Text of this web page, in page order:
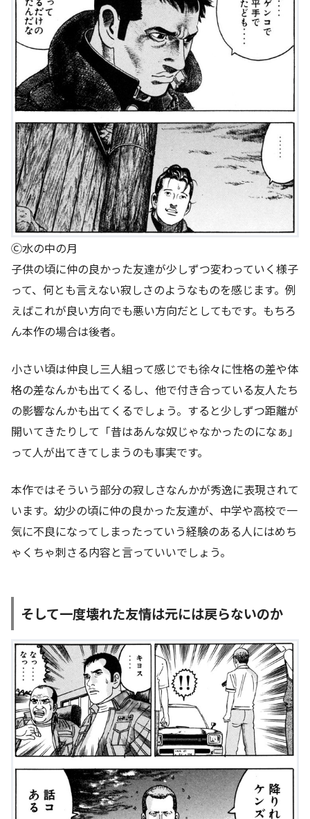
Ⓒ水の中の月
子供の頃に仲の良かった友達が少しずつ変わっていく様子
って、何とも言えない寂しさのようなものを感じます。例
えばこれが良い方向でも悪い方向だとしてもです。もちろ
ん本作の場合は後者。
小さい頃は仲良し三人組って感じでも徐々に性格の差や体
格の差なんかも出てくるし、他で付き合っている友人たち
の影響なんかも出てくるでしょう。すると少しずつ距離が
開いてきたりして「昔はあんな奴じゃなかったのになぁ」
って人が出てきてしまうのも事実です。
本作ではそういう部分の寂しさなんかが秀逸に表現されて
います。幼少の頃に仲の良かった友達が、中学や高校で一
気に不良になってしまったっていう経験のある人にはめち
ゃくちゃ刺さる内容と言っていいでしょう。
そして一度壊れた友情は元には戻らないのか